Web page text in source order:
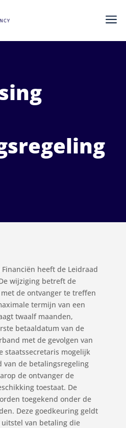
a
heeft de Leidraad
wijziging betreft de
de ontvanger te treffen
termijn van een
twaalf maanden,
betaaldatum van de
met de gevolgen van
staatssecretaris mogelijk
van de betalingsregeling
de ontvanger de
toestaat. De
toegekend onder de
Deze goedkeuring geldt
van betaling die